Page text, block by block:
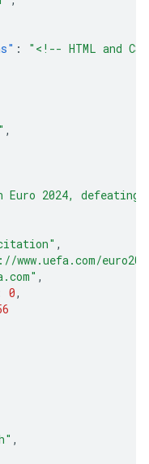
:
"<!-- HTML and
,
Euro 2024,
,
www.uefa.com/
,
0,
,